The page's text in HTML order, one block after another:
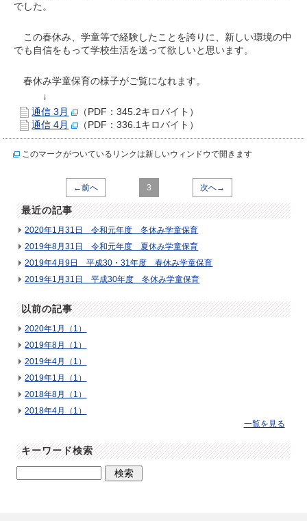
でした。
この春休み、学童等で経験したことを誇りに、新しい環境の中
でも自信をもって学校生活を送って欲しいと思います。
春休み学童保育の様子がご覧になれます。
↓
通信 3月
（PDF：345.2キロバイト）
通信 4月
（PDF：336.1キロバイト）
このマークがついているリンクは新しいウィンドウで開きます
←前へ 3 次へ→
最近の記事
2020年1月31日 令和元年度 冬休み学童保育
2019年8月31日 令和元年度 夏休み学童保育
2019年4月9日 平成30・31年度 春休み学童保育
2019年1月31日 平成30年度 冬休み学童保育
以前の記事
2020年1月（1）
2019年8月（1）
2019年4月（1）
2019年1月（1）
2018年8月（1）
2018年4月（1）
一覧を見る
キーワード検索